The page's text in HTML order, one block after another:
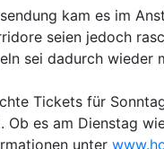
kam es im
seien jedoch
sei dadurch wieder
Tickets für
Ob es am Dienstag
unter